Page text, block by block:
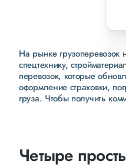
На рынке грузоперевозок
спецтехнику,
перевозок, которые
оформление страховки,
груза. Чтобы получить
Четыре